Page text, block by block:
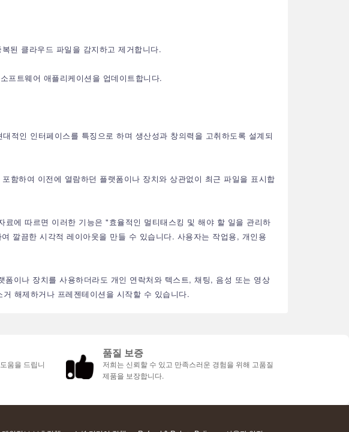
된 클라우드 파일을 감지하고 제거합니다.
프트웨어 애플리케이션을 업데이트합니다.
적인 인터페이스를 특징으로 하며 생산성과 창의력을 고취하도록 설계되
함하여 이전에 열람하던 플랫폼이나 장치와 상관없이 최근 파일을 표시합
에 따르면 이러한 기능은 "효율적인 멀티태스킹 및 해야 할 일을 관리하
깔끔한 시각적 레이아웃을 만들 수 있습니다. 사용자는 작업용, 개인용
이나 장치를 사용하더라도 개인 연락처와 텍스트, 채팅, 음성 또는 영상
해제하거나 프레젠테이션을 시작할 수 있습니다.
움을 드립니
품질 보증
저희는 신뢰할 수 있고 만족스러운 경험을 위해 고품질
제품을 보장합니다.